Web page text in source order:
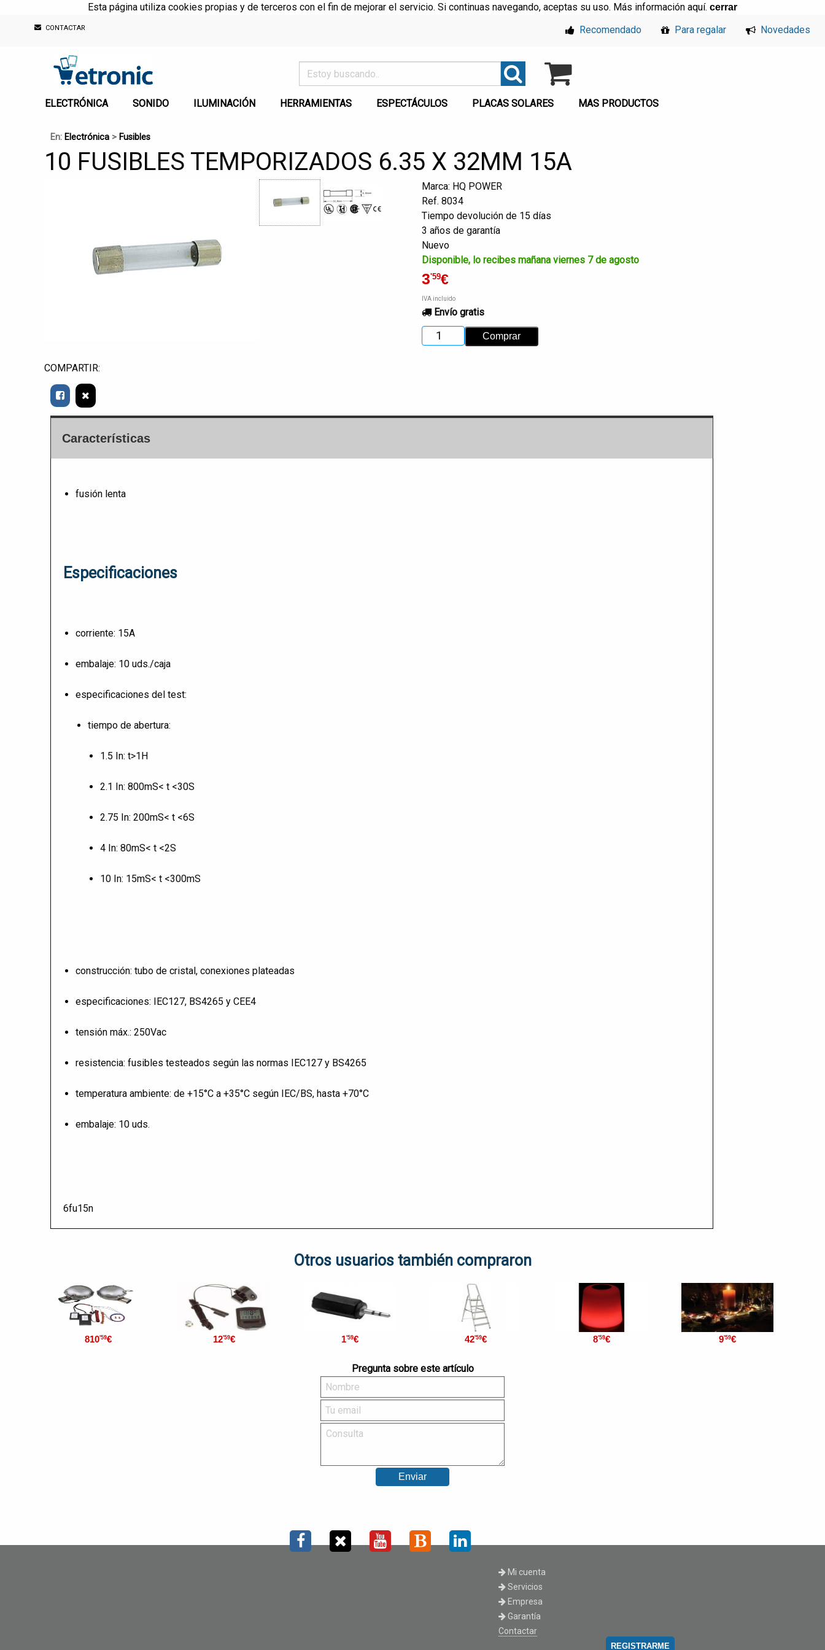
Esta página utiliza cookies propias y de terceros con el fin de mejorar el servicio. Si continuas navegando, aceptas su uso. Más información aquí. cerrar
CONTACTAR Recomendado Para regalar Novedades
ELECTRÓNICA SONIDO ILUMINACIÓN HERRAMIENTAS ESPECTÁCULOS PLACAS SOLARES MAS PRODUCTOS
En: Electrónica > Fusibles
10 FUSIBLES TEMPORIZADOS 6.35 X 32MM 15A
Marca: HQ POWER
Ref. 8034
Tiempo devolución de 15 días
3 años de garantía
Nuevo
Disponible, lo recibes mañana viernes 7 de agosto
3'59€
IVA incluido
Envío gratis
COMPARTIR:
Características
fusión lenta
Especificaciones
corriente: 15A
embalaje: 10 uds./caja
especificaciones del test:
tiempo de abertura:
1.5 In: t>1H
2.1 In: 800mS< t <30S
2.75 In: 200mS< t <6S
4 In: 80mS< t <2S
10 In: 15mS< t <300mS
construcción: tubo de cristal, conexiones plateadas
especificaciones: IEC127, BS4265 y CEE4
tensión máx.: 250Vac
resistencia: fusibles testeados según las normas IEC127 y BS4265
temperatura ambiente: de +15°C a +35°C según IEC/BS, hasta +70°C
embalaje: 10 uds.
6fu15n
Otros usuarios también compraron
810'59€ 12'59€ 1'59€ 42'59€ 8'59€ 9'59€
Pregunta sobre este artículo
Mi cuenta
Servicios
Empresa
Garantía
Contactar
REGISTRARME